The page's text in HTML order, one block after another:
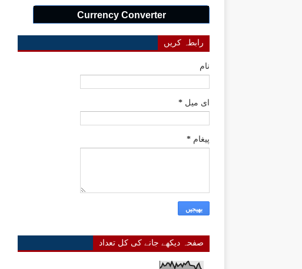
Currency Converter
رابطہ کریں
نام
ای میل *
پیغام *
صفحہ دیکھے جانے کی کل تعداد